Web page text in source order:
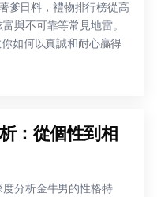
爹日料，禮物排行榜從高
與不可靠等常見地雷。
如何以真誠和耐心贏得
：從個性到相
分析金牛男的性格特